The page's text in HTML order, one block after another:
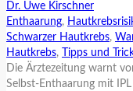
Dr. Uwe Kirschner
Enthaarung,
Schwarzer Hautkrebs,
Hautkrebs,
Tipps und
Die Ärztezeitung warnt
Selbst-Enthaarung mit